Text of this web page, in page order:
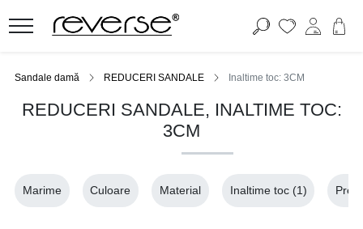
Sandale damă REDUCERI SANDALE Inaltime toc: 3CM
REDUCERI SANDALE, INALTIME TOC:
3CM
Marime Culoare Material Inaltime toc (1) Pret